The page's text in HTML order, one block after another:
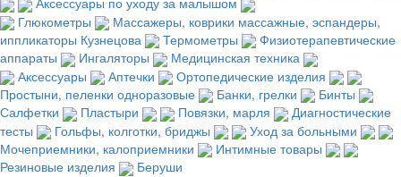
Глюкометры
Массажеры, коврики массажные, эспандеры,
иппликаторы Кузнецова
Термометры
Физиотерапевтические
аппараты
Ингаляторы
Медицинская техника
Аксессуары
Аптечки
Ортопедические изделия
Простыни, пеленки одноразовые
Банки, грелки
Бинты
Салфетки
Пластыри Повязки, марля
Диагностические
тесты
Гольфы, колготки, бриджы
Уход за больными
Мочеприемники, калоприемники
Интимные товары
Резиновые изделия
Беруши